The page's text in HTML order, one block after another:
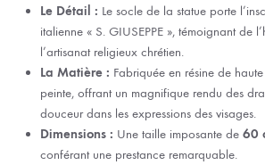
Le Détail : Le socle de la statue porte
italienne « S. GIUSEPPE », témoignant de
l’artisanat religieux chrétien.
La Matière : Fabriquée en résine de
peinte, offrant un magnifique rendu des
douceur dans les expressions des visages.
Dimensions : Une taille imposante de 60
conférant une prestance remarquable.